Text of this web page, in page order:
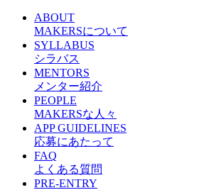
ABOUT
MAKERSについて
SYLLABUS
シラバス
MENTORS
メンター紹介
PEOPLE
MAKERSな人々
APP GUIDELINES
応募にあたって
FAQ
よくある質問
PRE-ENTRY